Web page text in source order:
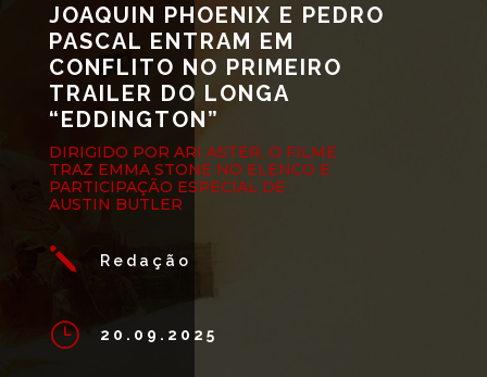
JOAQUIN PHOENIX E PEDRO
PASCAL ENTRAM EM
CONFLITO NO PRIMEIRO
TRAILER DO LONGA
“EDDINGTON”
DIRIGIDO POR ARI ASTER, O FILME
TRAZ EMMA STONE NO ELENCO E
PARTICIPAÇÃO ESPECIAL DE
AUSTIN BUTLER
j Redação
} 20.09.2025